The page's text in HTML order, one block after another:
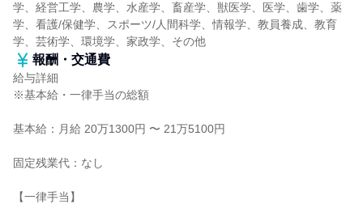
学、経営工学、農学、水産学、畜産学、獣医学、医学、歯学、薬
学、看護/保健学、スポーツ/人間科学、情報学、教員養成、教育
学、芸術学、環境学、家政学、その他
報酬・交通費
給与詳細
※基本給・一律手当の総額
基本給：月給 20万1300円 〜 21万5100円
固定残業代：なし
【一律手当】